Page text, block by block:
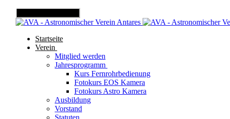
Startseite
Verein
Mitglied werden
Jahresprogramm
Kurs Fernrohrbedienung
Fotokurs EOS Kamera
Fotokurs Astro Kamera
Ausbildung
Vorstand
Statuten